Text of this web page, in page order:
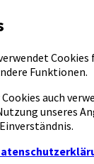
Cookies
Funktionen.
auch
unseres